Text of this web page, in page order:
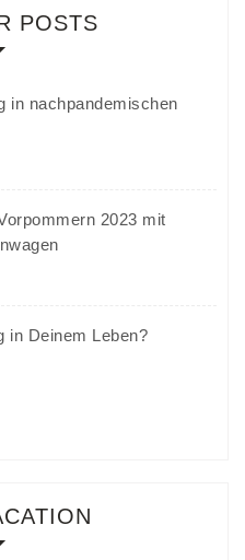
POSTS
in nachpandemischen
2023 mit
in Deinem Leben?